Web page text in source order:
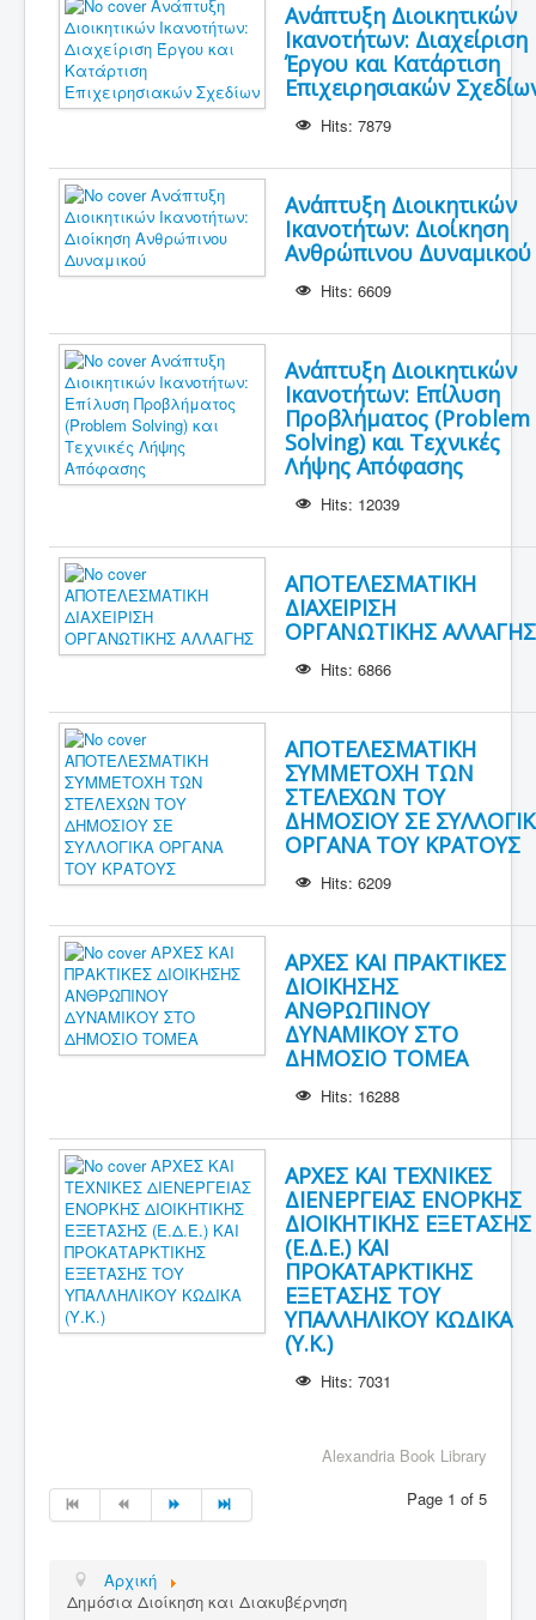
Ανάπτυξη Διοικητικών
Ικανοτήτων: Διαχείριση
Έργου και Κατάρτιση
Επιχειρησιακών
Hits: 7879
Ανάπτυξη Διοικητικών
Ικανοτήτων: Διοίκηση
Ανθρώπινου Δυναμικού
Hits: 6609
Ανάπτυξη Διοικητικών
Ικανοτήτων: Επίλυση
Προβλήματος (Problem
Solving) και Τεχνικές
Λήψης Απόφασης
Hits: 12039
ΑΠΟΤΕΛΕΣΜΑΤΙΚΗ
ΔΙΑΧΕΙΡΙΣΗ
ΟΡΓΑΝΩΤΙΚΗΣ ΑΛΛΑΓΗΣ
Hits: 6866
ΑΠΟΤΕΛΕΣΜΑΤΙΚΗ
ΣΥΜΜΕΤΟΧΗ ΤΩΝ
ΣΤΕΛΕΧΩΝ ΤΟΥ
ΔΗΜΟΣΙΟΥ ΣΕ
ΟΡΓΑΝΑ ΤΟΥ ΚΡΑΤΟΥΣ
Hits: 6209
ΑΡΧΕΣ ΚΑΙ ΠΡΑΚΤΙΚΕΣ
ΔΙΟΙΚΗΣΗΣ
ΑΝΘΡΩΠΙΝΟΥ
ΔΥΝΑΜΙΚΟΥ ΣΤΟ
ΔΗΜΟΣΙΟ ΤΟΜΕΑ
Hits: 16288
ΑΡΧΕΣ ΚΑΙ ΤΕΧΝΙΚΕΣ
ΔΙΕΝΕΡΓΕΙΑΣ ΕΝΟΡΚΗΣ
ΔΙΟΙΚΗΤΙΚΗΣ ΕΞΕΤΑΣΗΣ
(Ε.Δ.Ε.) ΚΑΙ
ΠΡΟΚΑΤΑΡΚΤΙΚΗΣ
ΕΞΕΤΑΣΗΣ ΤΟΥ
ΥΠΑΛΛΗΛΙΚΟΥ ΚΩΔΙΚΑ
(Υ.Κ.)
Hits: 7031
Alexandria Book Library
Page 1 of 5
Αρχική
Δημόσια Διοίκηση και Διακυβέρνηση